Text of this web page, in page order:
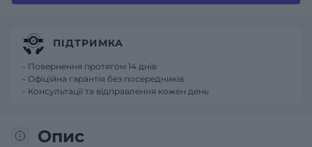
Опис
ПІДТРИМКА
- Повернення протягом 14 днів
- Офіційна гарантія без посередників
- Консультації та відправлення кожен день